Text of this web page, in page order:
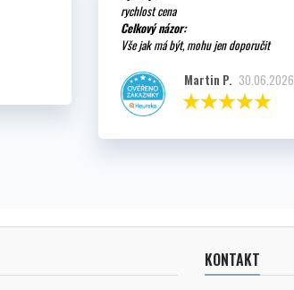
rychlost cena
Celkový názor:
Vše jak má být, mohu jen doporučit
Martin P. 30.06.2026
KONTAKT